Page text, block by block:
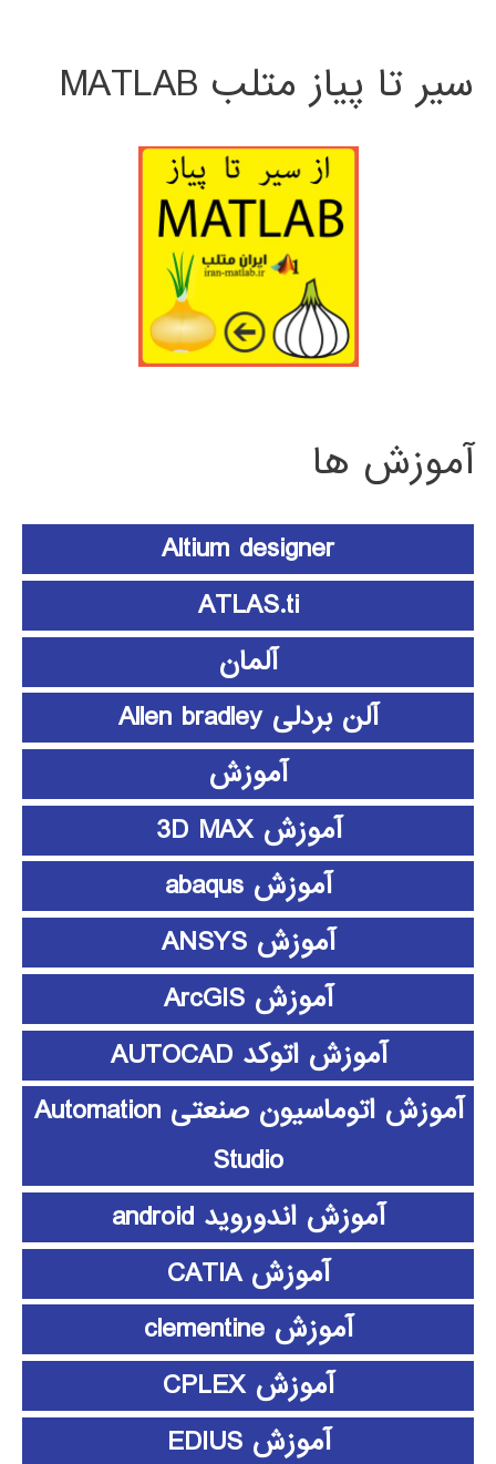
سیر تا پیاز متلب MATLAB
آموزش ها
Altium designer
ATLAS.ti
آلمان
آلن بردلی Allen bradley
آموزش
آموزش 3D MAX
آموزش abaqus
آموزش ANSYS
آموزش ArcGIS
آموزش اتوکد AUTOCAD
آموزش اتوماسیون صنعتی Automation
Studio
آموزش اندوروید android
آموزش CATIA
آموزش clementine
آموزش CPLEX
آموزش EDIUS